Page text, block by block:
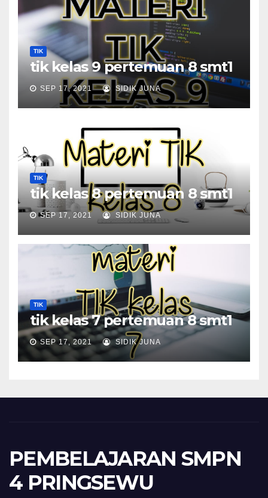
TIK
tik kelas 9 pertemuan 8 smt1
SEP 17, 2021 SIDIK JUNA
TIK
tik kelas 8 pertemuan 8 smt1
SEP 17, 2021 SIDIK JUNA
TIK
tik kelas 7 pertemuan 8 smt1
SEP 17, 2021 SIDIK JUNA
PEMBELAJARAN SMPN
4 PRINGSEWU